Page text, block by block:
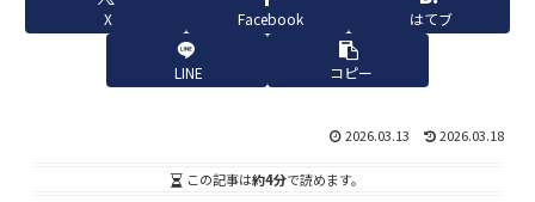
X Facebook はてブ
LINE コピー
2026.03.13 2026.03.18
この記事は約4分で読めます。